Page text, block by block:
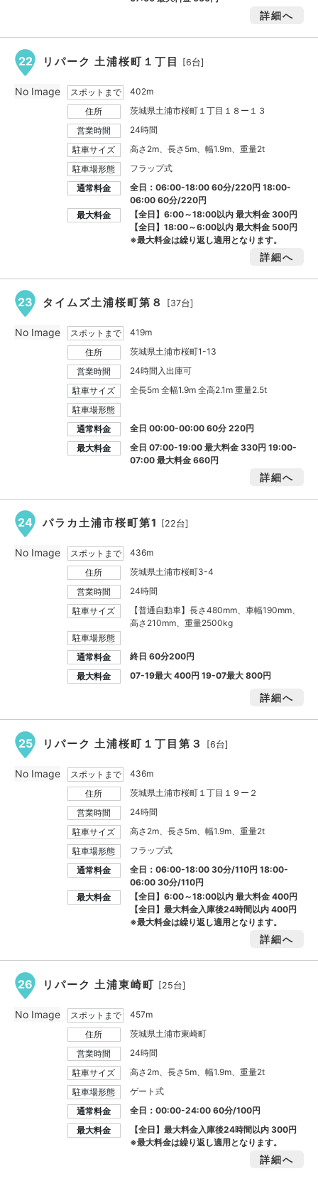
詳細へ
22 リパーク 土浦桜町１丁目 [6台]
スポットまで
402m
住所
茨城県土浦市桜町１丁目１８ー１３
営業時間
24時間
駐車サイズ
高さ2m、長さ5m、幅1.9m、重量2t
駐車場形態
フラップ式
通常料金
全日：06:00-18:00 60分/220円 18:00-
06:00 60分/220円
最大料金
【全日】6:00～18:00以内 最大料金300円
【全日】18:00～6:00以内 最大料金 500円
※最大料金は繰り返し適用となります。
詳細へ
No Image
23 タイムズ土浦桜町第８ [37台]
スポットまで
419m
住所
茨城県土浦市桜町1-13
営業時間
24時間入出庫可
駐車サイズ
全長5m 全幅1.9m 全高2.1m 重量2.5t
駐車場形態
通常料金
全日 00:00-00:00 60分 220円
最大料金
全日 07:00-19:00 最大料金330円19:00-
07:00 最大料金660円
詳細へ
No Image
24 パラカ土浦市桜町第1 [22台]
スポットまで
436m
住所
茨城県土浦市桜町3-4
営業時間
24時間
駐車サイズ
【普通自動車】長さ480mm、車幅190mm、
高さ210mm、重量2500kg
駐車場形態
通常料金
終日 60分200円
最大料金
07-19最大400円19-07最大800円
詳細へ
No Image
25 リパーク 土浦桜町１丁目第３ [6台]
スポットまで
436m
住所
茨城県土浦市桜町１丁目１９ー２
営業時間
24時間
駐車サイズ
高さ2m、長さ5m、幅1.9m、重量2t
駐車場形態
フラップ式
通常料金
全日：06:00-18:00 30分/110円 18:00-
06:00 30分/110円
最大料金
【全日】6:00～18:00以内 最大料金400円
【全日】最大料金入庫後24時間以内400円
※最大料金は繰り返し適用となります。
詳細へ
No Image
26 リパーク 土浦東崎町 [25台]
スポットまで
457m
住所
茨城県土浦市東崎町
営業時間
24時間
駐車サイズ
高さ2m、長さ5m、幅1.9m、重量2t
駐車場形態
ゲート式
通常料金
全日：00:00-24:00 60分/100円
最大料金
【全日】最大料金入庫後24時間以内300円
※最大料金は繰り返し適用となります。
詳細へ
No Image